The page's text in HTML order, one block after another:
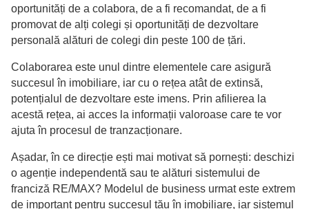
oportunități de a colabora, de a fi recomandat, de a fi
promovat de alți colegi și oportunități de dezvoltare
personală alături de colegi din peste 100 de țări.
Colaborarea este unul dintre elementele care asigură
succesul în imobiliare, iar cu o rețea atât de extinsă,
potențialul de dezvoltare este imens. Prin afilierea la
acestă rețea, ai acces la informații valoroase care te vor
ajuta în procesul de tranzacționare.
Așadar, în ce direcție ești mai motivat să pornești: deschizi
o agenție independentă sau te alături sistemului de
franciză RE/MAX? Modelul de business urmat este extrem
de important pentru succesul tău în imobiliare, iar sistemul